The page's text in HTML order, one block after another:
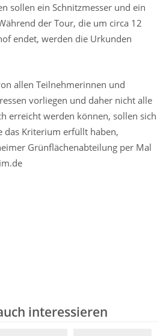
sollen ein Schnitzmesser und ein
der Tour, die um circa 12
endet, werden die Urkunden
allen Teilnehmerinnen und
vorliegen und daher nicht alle
erreicht werden können, sollen sich
das Kriterium erfüllt haben,
Grünflächenabteilung per Mal
interessieren